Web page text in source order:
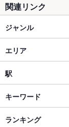
関連リンク
ジャンル
居酒屋
創作
長野市 × 居酒屋
長野市 × 創作
エリア
長野駅
長野駅 × 居酒屋
長野駅 × 創作
駅
長野駅
キーワード
卵焼き 馬刺し
ランキング